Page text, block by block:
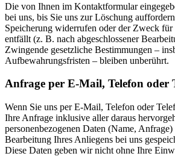
Die von Ihnen im Kontaktformular
bei uns, bis Sie uns zur Löschung
Speicherung widerrufen oder der Zweck für
entfällt (z. B. nach abgeschlossener
Zwingende gesetzliche Bestimmungen –
Aufbewahrungsfristen – bleiben unberührt.
Anfrage per E-Mail, Telefon oder
Wenn Sie uns per E-Mail, Telefon oder
Ihre Anfrage inklusive aller daraus
personenbezogenen Daten (Name,
Bearbeitung Ihres Anliegens bei uns
Diese Daten geben wir nicht ohne Ihre